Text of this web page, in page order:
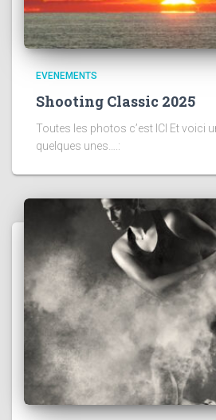
EVENEMENTS
Shooting Classic 2025
Toutes les photos c’est ICI Et voici
quelques unes….: